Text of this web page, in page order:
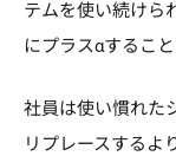
テムを使い続けら
にプラスαするこ
社員は使い慣れた
リプレースするよ